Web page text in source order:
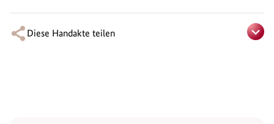
Diese Handakte teilen